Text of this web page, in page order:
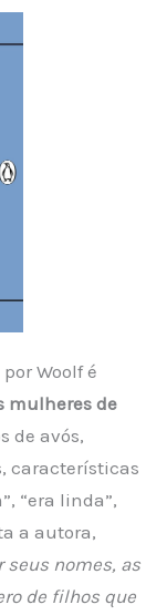
Woolf é
mulheres de
de avós,
características
“era linda”,
a autora,
seus nomes, as
de filhos que